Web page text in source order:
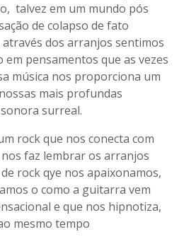
talvez em um mundo pós
de colapso de fato
dos arranjos sentimos
pensamentos que as vezes
música nos proporciona um
mais profundas
surreal.
rock que nos conecta com
faz lembrar os arranjos
rock qye nos apaixonamos,
o como a guitarra vem
e que nos hipnotiza,
mesmo tempo